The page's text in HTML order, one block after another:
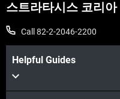
스트라타시스 코리아
Call 82-2-2046-2200
Helpful Guides